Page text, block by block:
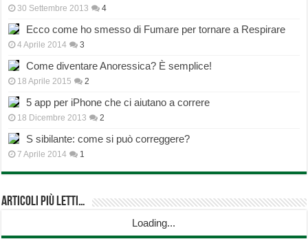
30 Settembre 2013 4
Ecco come ho smesso di Fumare per tornare a Respirare
4 Aprile 2014 3
Come diventare Anoressica? È semplice!
18 Aprile 2015 2
5 app per iPhone che ci aiutano a correre
18 Dicembre 2013 2
S sibilante: come si può correggere?
7 Aprile 2014 1
Articoli più Letti…
Loading...